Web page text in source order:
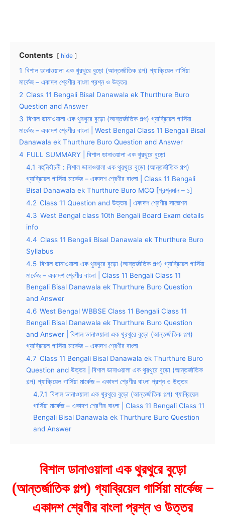
Contents hide
1 বিশাল ডানাওয়ালা এক থুরথুরে বুড়ো (আন্তর্জাতিক গল্প) গ্যাব্রিয়েল গার্সিয়া
মার্কেজ – একাদশ শ্রেণীর বাংলা প্রশ্ন ও উত্তর
2 Class 11 Bengali Bisal Danawala ek Thurthure Buro
Question and Answer
3 বিশাল ডানাওয়ালা এক থুরথুরে বুড়ো (আন্তর্জাতিক গল্প) গ্যাব্রিয়েল গার্সিয়া
মার্কেজ – একাদশ শ্রেণীর বাংলা | West Bengal Class 11 Bengali Bisal
Danawala ek Thurthure Buro Question and Answer
4 FULL SUMMARY | বিশাল ডানাওয়ালা এক থুরথুরে বুড়ো
4.1 বহুনির্বাচনী : বিশাল ডানাওয়ালা এক থুরথুরে বুড়ো (আন্তর্জাতিক গল্প)
গ্যাব্রিয়েল গার্সিয়া মার্কেজ – একাদশ শ্রেণীর বাংলা | Class 11 Bengali
Bisal Danawala ek Thurthure Buro MCQ [প্রশ্নমান – ১]
4.2 Class 11 Question and উত্তর | একাদশ শ্রেণীর সাজেশন
4.3 West Bengal class 10th Bengali Board Exam details
info
4.4 Class 11 Bengali Bisal Danawala ek Thurthure Buro
Syllabus
4.5 বিশাল ডানাওয়ালা এক থুরথুরে বুড়ো (আন্তর্জাতিক গল্প) গ্যাব্রিয়েল গার্সিয়া
মার্কেজ – একাদশ শ্রেণীর বাংলা | Class 11 Bengali Class 11
Bengali Bisal Danawala ek Thurthure Buro Question
and Answer
4.6 West Bengal WBBSE Class 11 Bengali Class 11
Bengali Bisal Danawala ek Thurthure Buro Question
and Answer | বিশাল ডানাওয়ালা এক থুরথুরে বুড়ো (আন্তর্জাতিক গল্প)
গ্যাব্রিয়েল গার্সিয়া মার্কেজ – একাদশ শ্রেণীর বাংলা
4.7 Class 11 Bengali Bisal Danawala ek Thurthure Buro
Question and উত্তর | বিশাল ডানাওয়ালা এক থুরথুরে বুড়ো (আন্তর্জাতিক
গল্প) গ্যাব্রিয়েল গার্সিয়া মার্কেজ – একাদশ শ্রেণীর বাংলা প্রশ্ন ও উত্তর
4.7.1 বিশাল ডানাওয়ালা এক থুরথুরে বুড়ো (আন্তর্জাতিক গল্প) গ্যাব্রিয়েল
গার্সিয়া মার্কেজ – একাদশ শ্রেণীর বাংলা | Class 11 Bengali Class 11
Bengali Bisal Danawala ek Thurthure Buro Question
and Answer
বিশাল ডানাওয়ালা এক থুরথুরে বুড়ো
(আন্তর্জাতিক গল্প) গ্যাব্রিয়েল গার্সিয়া মার্কেজ –
একাদশ শ্রেণীর বাংলা প্রশ্ন ও উত্তর